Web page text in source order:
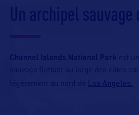
Un archipel sauvage
Channel Islands National Park est
sauvage flottant au large des côtes
légèrement au nord de
Los Angeles.